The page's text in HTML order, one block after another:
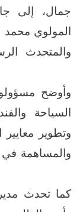
جمال، إلى
المولوي محمد
والمتحدث
وأوضح
السياحة
وتطوير
والمساهمة في
كما تحدث